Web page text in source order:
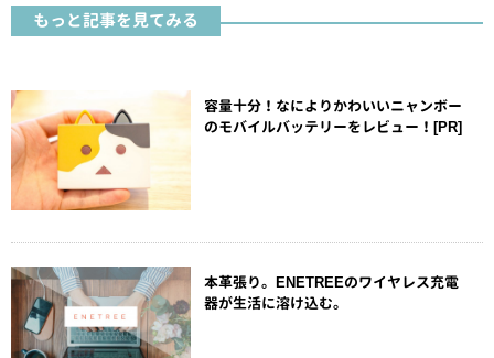
もっと記事を見てみる
容量十分！なによりかわいいニャンボー
のモバイルバッテリーをレビュー！[PR]
本革張り。ENETREEのワイヤレス充電
器が生活に溶け込む。